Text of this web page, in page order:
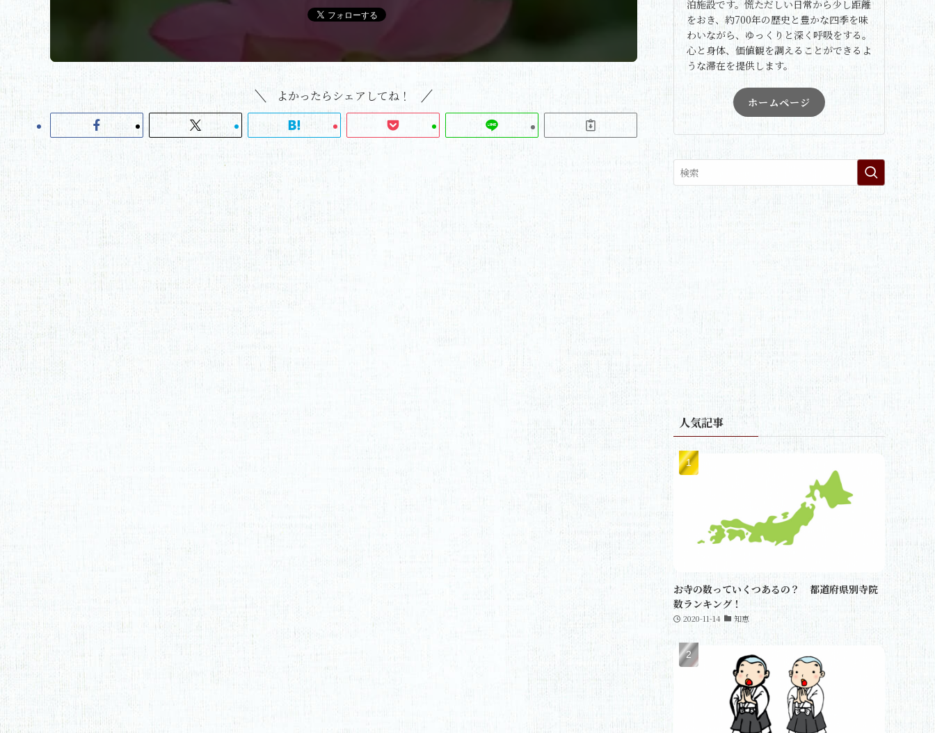
よかったらシェアしてね！
泊施設です。慌ただしい日常から少し距離
をおき、約700年の歴史と豊かな四季を味
わいながら、ゆっくりと深く呼吸をする。
心と身体、価値観を調えることができるよ
うな滞在を提供します。
ホームページ
人気記事
お寺の数っていくつあるの？ 都道府県別寺院
数ランキング！
2020-11-14 知恵